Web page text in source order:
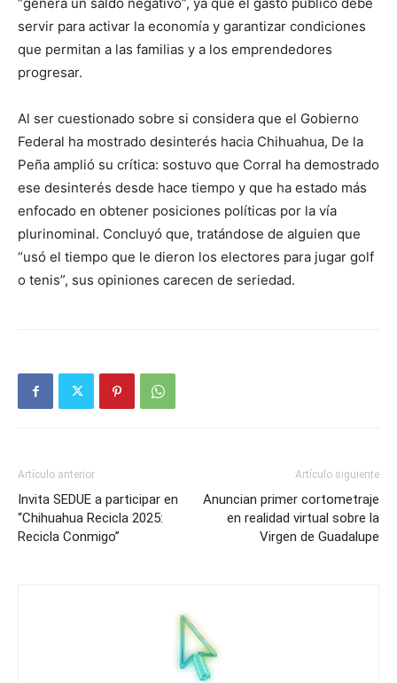
“genera un saldo negativo”, ya que el gasto público debe
servir para activar la economía y garantizar condiciones
que permitan a las familias y a los emprendedores
progresar.
Al ser cuestionado sobre si considera que el Gobierno
Federal ha mostrado desinterés hacia Chihuahua, De la
Peña amplió su crítica: sostuvo que Corral ha demostrado
ese desinterés desde hace tiempo y que ha estado más
enfocado en obtener posiciones políticas por la vía
plurinominal. Concluyó que, tratándose de alguien que
“usó el tiempo que le dieron los electores para jugar golf
o tenis”, sus opiniones carecen de seriedad.
Artículo anterior
Invita SEDUE a participar en
“Chihuahua Recicla 2025:
Recicla Conmigo”
Artículo siguiente
Anuncian primer cortometraje
en realidad virtual sobre la
Virgen de Guadalupe